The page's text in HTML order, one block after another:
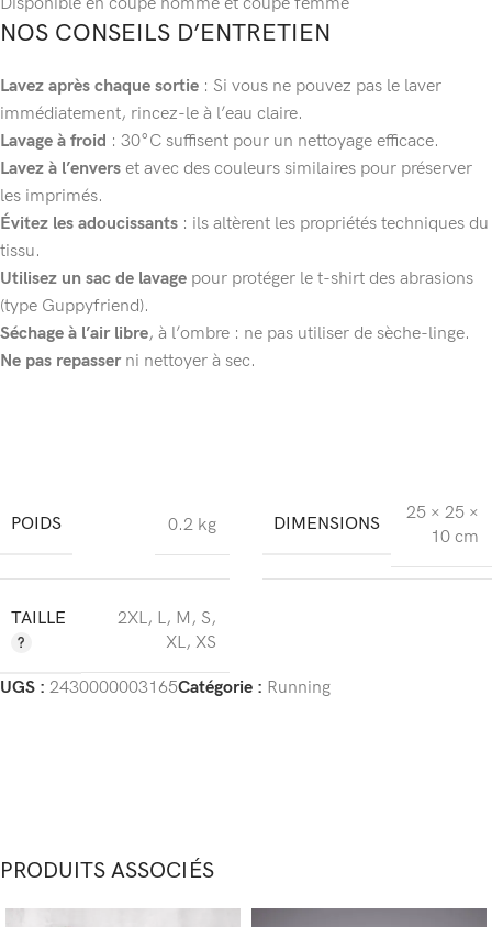
NOS CONSEILS D’ENTRETIEN
Lavez après chaque sortie : Si vous ne pouvez pas le laver
immédiatement, rincez-le à l’eau claire.
Lavage à froid : 30°C suffisent pour un nettoyage efficace.
Lavez à l’envers et avec des couleurs similaires pour préserver
les imprimés.
Évitez les adoucissants : ils altèrent les propriétés techniques du
tissu.
Utilisez un sac de lavage pour protéger le t-shirt des abrasions
(type Guppyfriend).
Séchage à l’air libre, à l’ombre : ne pas utiliser de sèche-linge.
Ne pas repasserni nettoyer à sec.
POIDS 0.2 kg DIMENSIONS
25 × 25 ×
10 cm
TAILLE 2XL, L, M, S,
XL, XS
UGS : 2430000003165Catégorie : Running
PRODUITS ASSOCIÉS